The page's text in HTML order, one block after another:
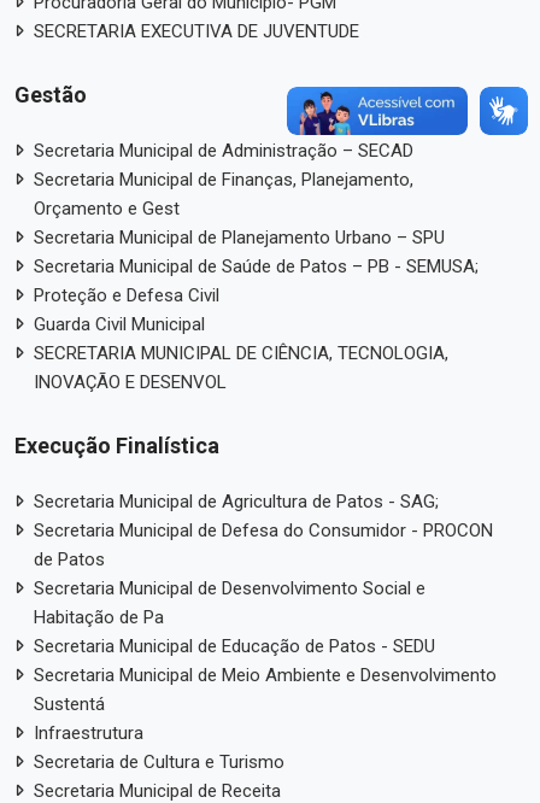
SECRETARIA EXECUTIVA DE JUVENTUDE
Gestão
Secretaria Municipal de Administração – SECAD
Secretaria Municipal de Finanças, Planejamento,
Orçamento e Gest
Secretaria Municipal de Planejamento Urbano – SPU
Secretaria Municipal de Saúde de Patos – PB - SEMUSA;
Proteção e Defesa Civil
Guarda Civil Municipal
SECRETARIA MUNICIPAL DE CIÊNCIA, TECNOLOGIA,
INOVAÇÃO E DESENVOL
Execução Finalística
Secretaria Municipal de Agricultura de Patos - SAG;
Secretaria Municipal de Defesa do Consumidor - PROCON
de Patos
Secretaria Municipal de Desenvolvimento Social e
Habitação de Pa
Secretaria Municipal de Educação de Patos - SEDU
Secretaria Municipal de Meio Ambiente e Desenvolvimento
Sustentá
Infraestrutura
Secretaria de Cultura e Turismo
Secretaria Municipal de Receita